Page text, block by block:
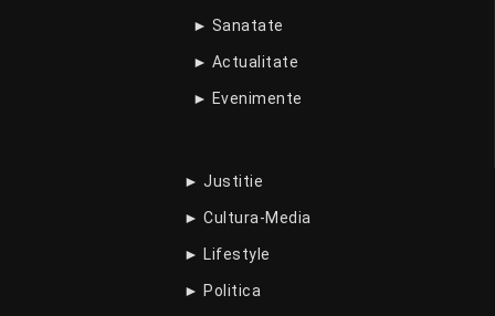
► Sanatate
► Actualitate
► Evenimente
► Justitie
► Cultura-Media
► Lifestyle
► Politica